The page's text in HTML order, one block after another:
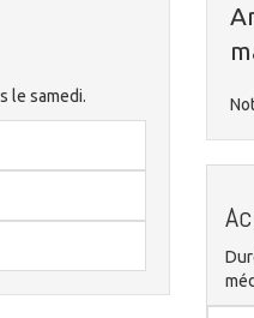
le samedi.